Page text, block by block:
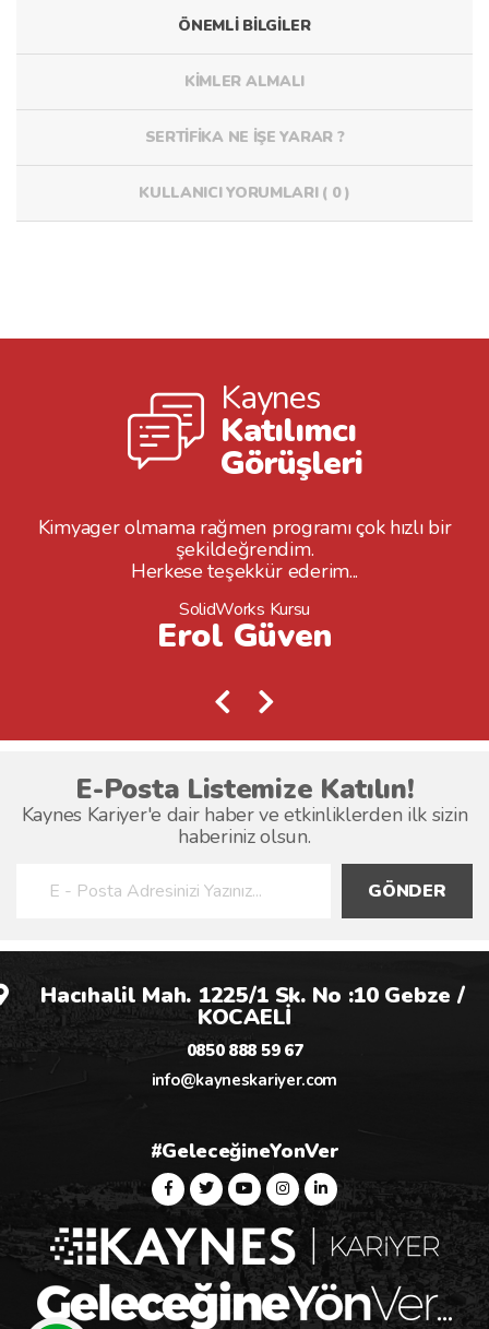
ÖNEMLİ BİLGİLER
KİMLER ALMALI
SERTİFİKA NE İŞE YARAR ?
KULLANICI YORUMLARI ( 0 )
Kaynes
Katılımcı
Görüşleri
Kimyager olmama rağmen programı çok hızlı bir
şekildeğrendim.
Herkese teşekkür ederim...
SolidWorks Kursu
Erol Güven
E-Posta Listemize Katılın!
Kaynes Kariyer'e dair haber ve etkinliklerden ilk sizin
haberiniz olsun.
GÖNDER
Hacıhalil Mah. 1225/1 Sk. No :10 Gebze /
KOCAELİ
0850 888 59 67
info@kayneskariyer.com
#GeleceğineYonVer